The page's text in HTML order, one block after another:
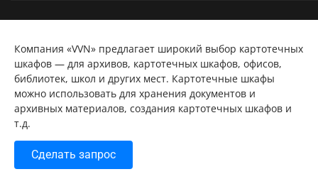
Компания «VVN» предлагает широкий выбор картотечных
шкафов — для архивов, картотечных шкафов, офисов,
библиотек, школ и других мест. Картотечные шкафы
можно использовать для хранения документов и
архивных материалов, создания картотечных шкафов и
т.д.
Сделать запрос